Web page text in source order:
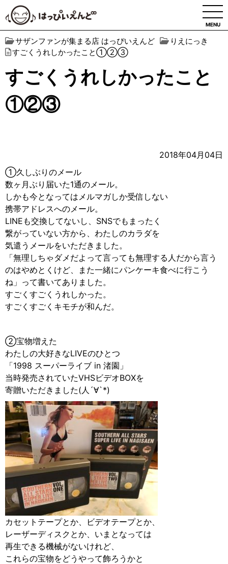
MENU
サザンファンが集まる店 はっぴいえんど
りえにっき
すごくうれしかったこと①②③
すごくうれしかったこと
①②③
2018年04月04日
①久しぶりのメール
数ヶ月ぶり届いた1通のメール。
しかも今となってはメルマガしか受信しない
携帯アドレスへのメール。
LINEも交換してないし、SNSでもまったく
繋がっていない方から、わたしのカラダを
気遣うメールをいただきました。
「無理しちゃダメだよって言っても無理する人だから言う
のはやめとくけど、また一緒にパンケーキ食べに行こう
ね」って書いてありました。
すごくすごくうれしかった。
すごくすごくキモチが和んだ。
②宝物増えた
わたしの大好きなLIVEのひとつ
「1998 スーパーライブ in 渚園」
当時発売されていたVHSビデオBOXを
寄贈いただきました(人´∀︎`*)
カセットテープとか、ビデオテープとか、
レーザーディスクとか、いまとなっては
再生できる機械がないけれど、
これらの宝物をどうやって飾ろうかと